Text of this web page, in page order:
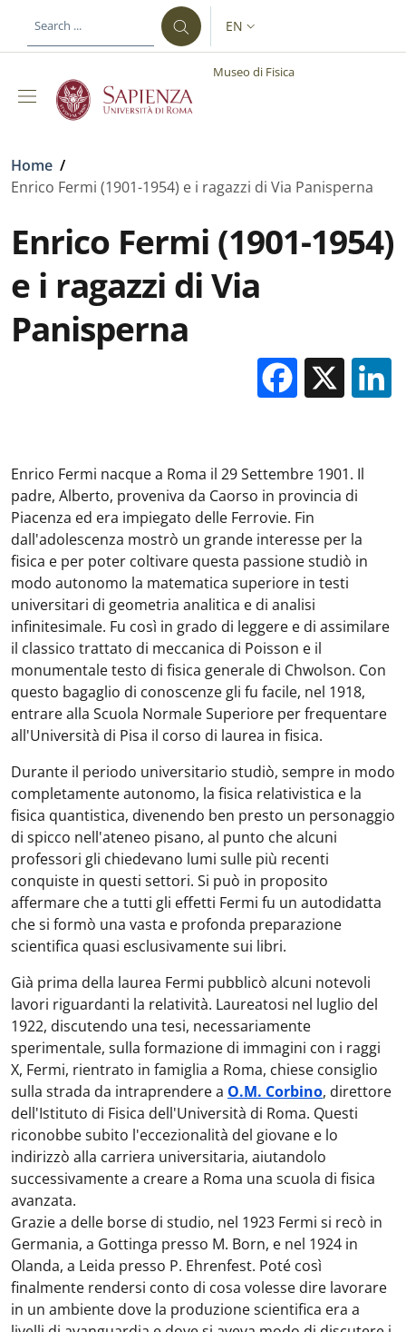
LANGUAGE SWITCHER:
EN
Museo di Fisica
Breadcrumb
Home /
Enrico Fermi (1901-1954) e i ragazzi di Via Panisperna
Enrico Fermi (1901-1954)
e i ragazzi di Via
Panisperna
X
Enrico Fermi nacque a Roma il 29 Settembre 1901. Il
padre, Alberto, proveniva da Caorso in provincia di
Piacenza ed era impiegato delle Ferrovie. Fin
dall'adolescenza mostrò un grande interesse per la
fisica e per poter coltivare questa passione studiò in
modo autonomo la matematica superiore in testi
universitari di geometria analitica e di analisi
infinitesimale. Fu così in grado di leggere e di assimilare
il classico trattato di meccanica di Poisson e il
monumentale testo di fisica generale di Chwolson. Con
questo bagaglio di conoscenze gli fu facile, nel 1918,
entrare alla Scuola Normale Superiore per frequentare
all'Università di Pisa il corso di laurea in fisica.
Durante il periodo universitario studiò, sempre in modo
completamente autonomo, la fisica relativistica e la
fisica quantistica, divenendo ben presto un personaggio
di spicco nell'ateneo pisano, al punto che alcuni
professori gli chiedevano lumi sulle più recenti
conquiste in questi settori. Si può in proposito
affermare che a tutti gli effetti Fermi fu un autodidatta
che si formò una vasta e profonda preparazione
scientifica quasi esclusivamente sui libri.
Già prima della laurea Fermi pubblicò alcuni notevoli
lavori riguardanti la relatività. Laureatosi nel luglio del
1922, discutendo una tesi, necessariamente
sperimentale, sulla formazione di immagini con i raggi
X, Fermi, rientrato in famiglia a Roma, chiese consiglio
sulla strada da intraprendere a O.M. Corbino, direttore
dell'Istituto di Fisica dell'Università di Roma. Questi
riconobbe subito l'eccezionalità del giovane e lo
indirizzò alla carriera universitaria, aiutandolo
successivamente a creare a Roma una scuola di fisica
avanzata.
Grazie a delle borse di studio, nel 1923 Fermi si recò in
Germania, a Gottinga presso M. Born, e nel 1924 in
Olanda, a Leida presso P. Ehrenfest. Poté così
finalmente rendersi conto di cosa volesse dire lavorare
in un ambiente dove la produzione scientifica era a